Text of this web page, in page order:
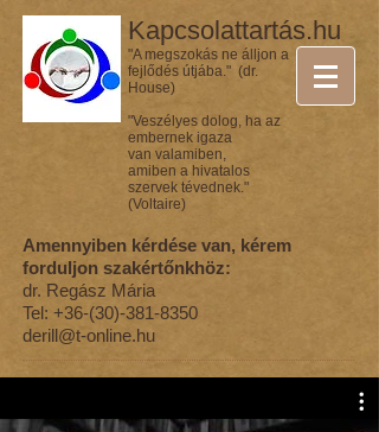
Kapcsolattartás.hu
"A megszokás ne álljon a
fejlődés útjába." (dr.
House)
"Veszélyes dolog, ha az
embernek igaza
van valamiben,
amiben a hivatalos
szervek tévednek."
(Voltaire)
Amennyiben kérdése van, kérem
forduljon szakértőnkhöz:
dr. Regász Mária
Tel: +36-(30)-381-8350
derill@t-online.hu